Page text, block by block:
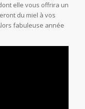
elle vous offrira un
du miel à vos
fabuleuse année